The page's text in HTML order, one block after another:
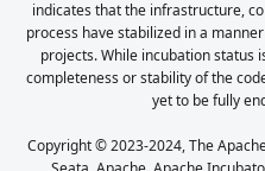
indicates that the infrastructure,
process have stabilized in a
projects. While incubation status
completeness or stability of the
yet to be fully
Copyright © 2023-2024, The